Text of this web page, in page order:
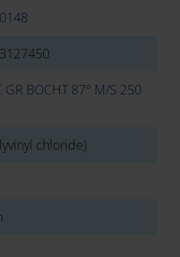
GR BOCHT 87° M/S 250
chloride)